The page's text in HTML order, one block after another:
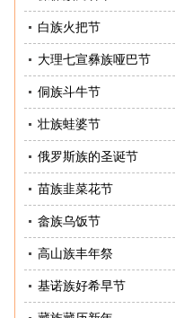
白族火把节
大理七宣彝族哑巴节
侗族斗牛节
壮族蛙婆节
俄罗斯族的圣诞节
苗族韭菜花节
畲族乌饭节
高山族丰年祭
基诺族好希早节